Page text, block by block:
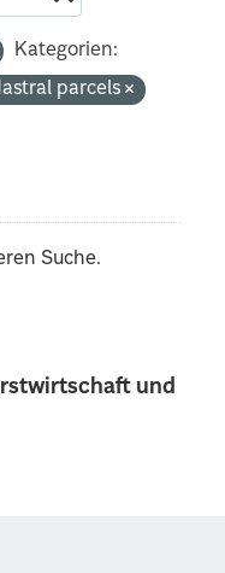
und
Kategorien:
parcels
Suche.